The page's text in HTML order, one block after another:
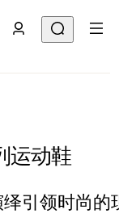
运动鞋
引领时尚的